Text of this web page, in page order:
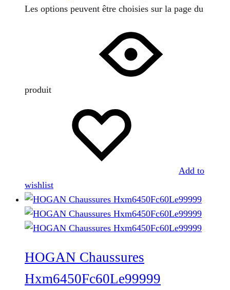
Les options peuvent être choisies sur la page du
produit
Add to
wishlist
HOGAN Chaussures
Hxm6450Fc60Le99999